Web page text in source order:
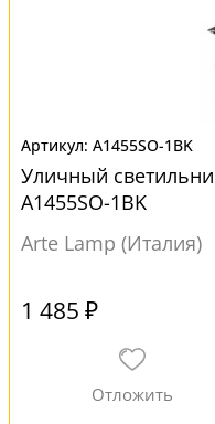
A1455SO-1BK
Уличный
A1455SO-1BK
Arte Lamp (Италия)
1 485 ₽